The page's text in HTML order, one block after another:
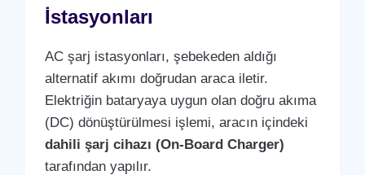
İstasyonları
AC şarj istasyonları, şebekeden aldığı
alternatif akımı doğrudan araca iletir.
Elektriğin bataryaya uygun olan doğru akıma
(DC) dönüştürülmesi işlemi, aracın içindeki
dahili şarj cihazı (On-Board Charger)
tarafından yapılır.